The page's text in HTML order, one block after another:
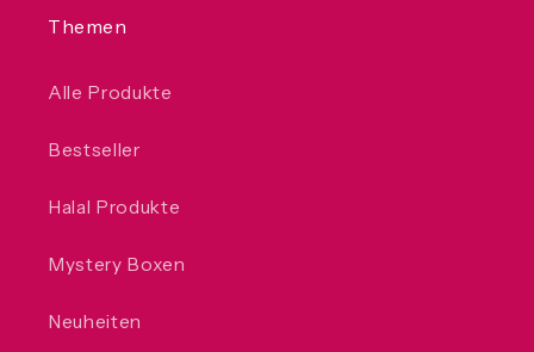
Themen
Alle Produkte
Bestseller
Halal Produkte
Mystery Boxen
Neuheiten